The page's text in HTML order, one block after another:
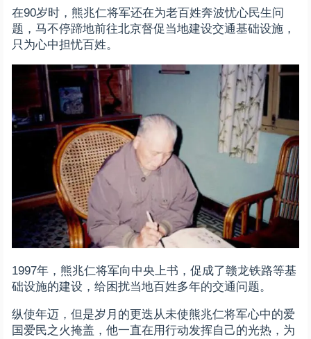
在90岁时，熊兆仁将军还在为老百姓奔波忧心民生问
题，马不停蹄地前往北京督促当地建设交通基础设施，
只为心中担忧百姓。
1997年，熊兆仁将军向中央上书，促成了赣龙铁路等基
础设施的建设，给困扰当地百姓多年的交通问题。
纵使年迈，但是岁月的更迭从未使熊兆仁将军心中的爱
国爱民之火掩盖，他一直在用行动发挥自己的光热，为